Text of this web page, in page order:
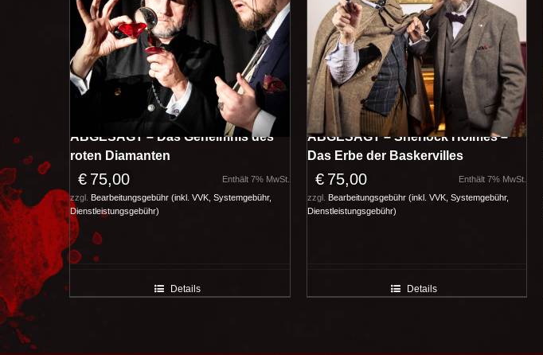
ABGESAGT – Das Geheimnis des
roten Diamanten
€ 75,00
Enthält 7% MwSt.
zzgl. Bearbeitungsgebühr (inkl. VVK, Systemgebühr,
Dienstleistungsgebühr)
Details
ABGESAGT – Sherlock Holmes –
Das Erbe der Baskervilles
€ 75,00
Enthält 7% MwSt.
zzgl. Bearbeitungsgebühr (inkl. VVK, Systemgebühr,
Dienstleistungsgebühr)
Details